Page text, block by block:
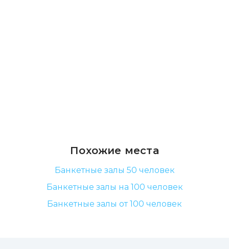
Похожие места
Банкетные залы 50 человек
Банкетные залы на 100 человек
Банкетные залы от 100 человек